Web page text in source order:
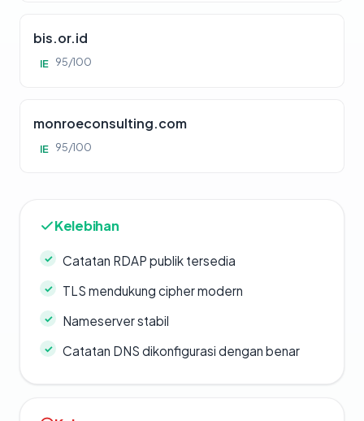
bis.or.id
IE 95/100
monroeconsulting.com
IE 95/100
Kelebihan
Catatan RDAP publik tersedia
TLS mendukung cipher modern
Nameserver stabil
Catatan DNS dikonfigurasi dengan benar